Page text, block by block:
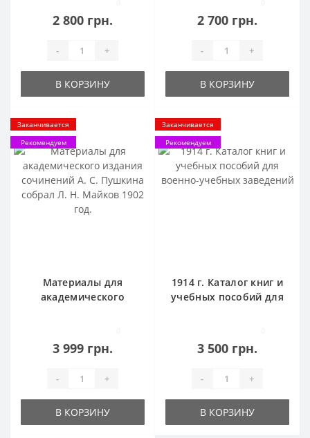
2 800 грн.
- +
В КОРЗИНУ
2 700 грн.
- +
В КОРЗИНУ
Заканчивается
Рекомендуем
Материалы для
академического
3 999 грн.
- +
В КОРЗИНУ
Заканчивается
Рекомендуем
1914 г. Каталог книг и
учебных пособий для
3 500 грн.
- +
В КОРЗИНУ